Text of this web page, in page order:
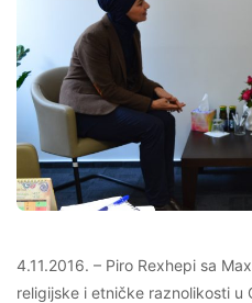
4.11.2016. – Piro Rexhepi sa
religijske i etničke raznolikosti u